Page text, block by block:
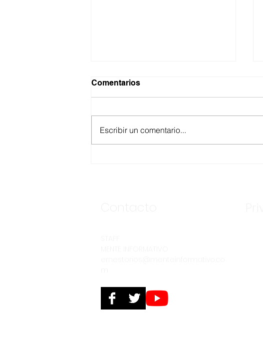
Comentarios
Escribir un comentario...